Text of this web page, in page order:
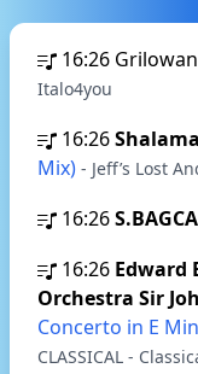
16:26
Italo4you
16:26
Mix) - Jeff’s Lost
16:26
16:26 Edward
Orchestra Sir
Concerto in E
CLASSICAL -